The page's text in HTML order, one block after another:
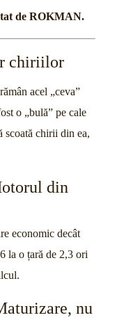
de ROKMAN.
chiriilor
acel „ceva”
o „bulă” pe cale
scoată chirii din ea,
din
economic decât
la o țară de 2,3 ori
nu